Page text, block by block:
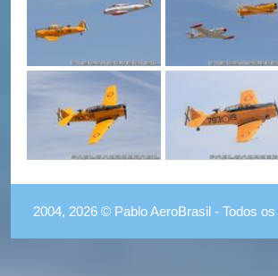
2004, 2026 © Pablo AeroBrasil - Todos